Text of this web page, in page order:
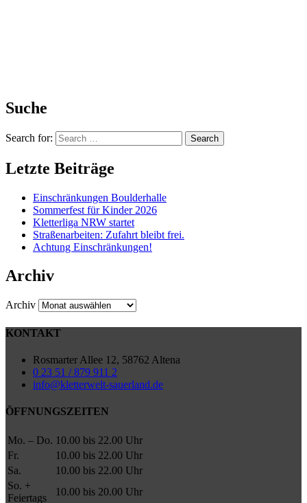
Suche
Search for: Search
Letzte Beiträge
Einschränkungen Boulderhalle
Sommerfest für Kinder 2026
Kletterliga NRW startet
Straßenarbeiten: Zufahrt bleibt frei.
Achtung Einschränkungen!
Archiv
Archiv
KONTAKT
Rosmarter Allee 12, 58762 Altena
0 23 51 / 879 911 2
info@kletterwelt-sauerland.de
ÖFFNUNGSZEITEN
Mo. – Do. 10.00 bis 22.00 Uhr
Fr.
10.00 bis 22.00 Uhr
Sa.
10.00 bis 22.00 Uhr
So. +
Feiertags
10.00 bis 20.00 Uhr